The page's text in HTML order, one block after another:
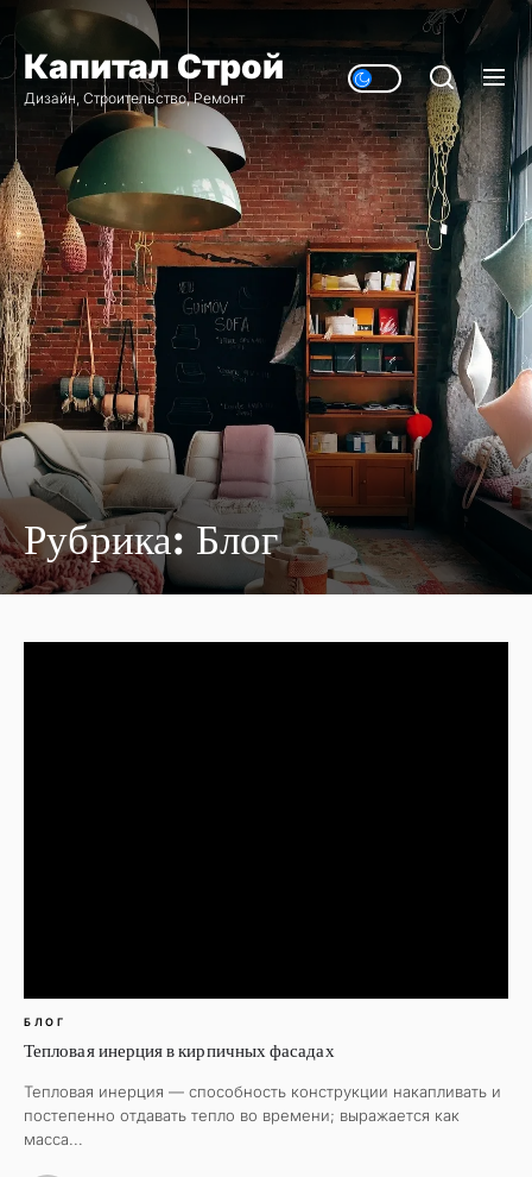
Перейти
к
содержимому
Капитал Строй
Дизайн, Строительство, Ремонт
Рубрика:Блог
БЛОГ
Тепловая инерция в кирпичных фасадах
Тепловая инерция — способность конструкции накапливать и
постепенно отдавать тепло во времени; выражается как
масса...